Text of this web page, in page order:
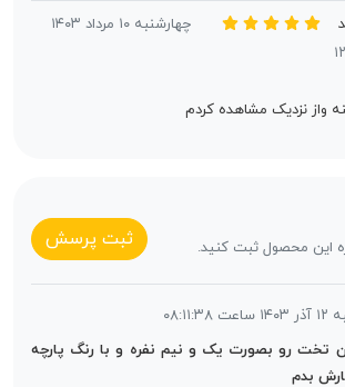
چهارشنبه ۱۰ مرداد ۱۴۰۳
نزدیک مشاهده کردم
محصول ثبت کنید.
ثبت پرسش
رو بصورت یک و نیم نفره و با رنگ پارچه